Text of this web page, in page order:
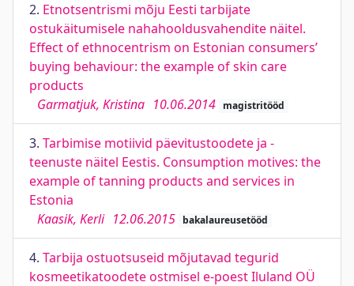
2. Etnotsentrismi mõju Eesti tarbijate
ostukäitumisele nahahooldusvahendite näitel.
Effect of ethnocentrism on Estonian consumers’
buying behaviour: the example of skin care
products
Garmatjuk, Kristina 10.06.2014 magistritööd
3. Tarbimise motiivid päevitustoodete ja -
teenuste näitel Eestis. Consumption motives: the
example of tanning products and services in
Estonia
Kaasik, Kerli 12.06.2015 bakalaureusetööd
4. Tarbija ostuotsuseid mõjutavad tegurid
kosmeetikatoodete ostmisel e-poest Iluland OÜ